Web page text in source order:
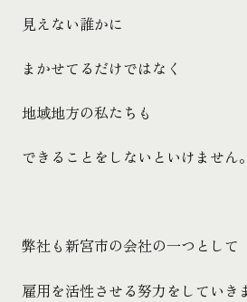
見えない誰かに
まかせてるだけではなく
地域地方の私たちも
できることをしないといけません。
弊社も新宮市の会社の一つとして
雇用を活性させる努力をしていき